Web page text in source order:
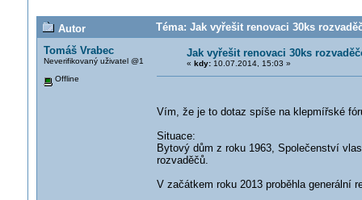
Autor
Téma: Jak vyřešit renovaci 30ks
Tomáš Vrabec
Neverifikovaný uživatel @1
Offline
Jak vyřešit renovaci 30ks
« kdy:10.07.2014, 15:03 »
Vím, že je to dotaz spíše na klepmířské
Situace:
Bytový dům z roku 1963, Společenství
rozvaděčů.
V začátkem roku 2013 proběhla generální